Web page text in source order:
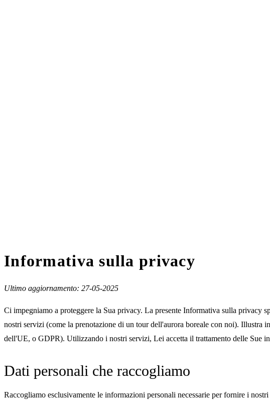
Informativa sulla privacy
Ultimo aggiornamento: 27-05-2025
Ci impegniamo a proteggere la Sua privacy. La presente Informativa sulla privacy
nostri servizi (come la prenotazione di un tour dell'aurora boreale con noi). Illustra
dell'UE, o GDPR). Utilizzando i nostri servizi, Lei accetta il trattamento delle Sue
Dati personali che raccogliamo
Raccogliamo esclusivamente le informazioni personali necessarie per fornire i